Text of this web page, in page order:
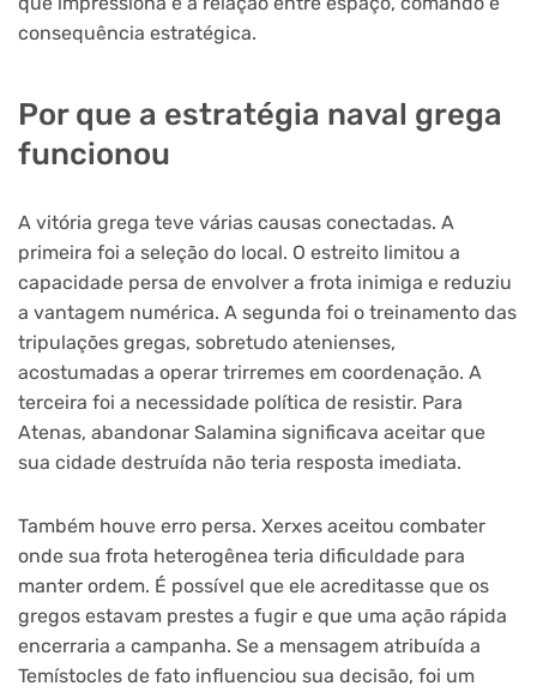
consequência estratégica.
Por que a estratégia naval grega
funcionou
A vitória grega teve várias causas conectadas. A
primeira foi a seleção do local. O estreito limitou a
capacidade persa de envolver a frota inimiga e reduziu
a vantagem numérica. A segunda foi o treinamento das
tripulações gregas, sobretudo atenienses,
acostumadas a operar trirremes em coordenação. A
terceira foi a necessidade política de resistir. Para
Atenas, abandonar Salamina significava aceitar que
sua cidade destruída não teria resposta imediata.
Também houve erro persa. Xerxes aceitou combater
onde sua frota heterogênea teria dificuldade para
manter ordem. É possível que ele acreditasse que os
gregos estavam prestes a fugir e que uma ação rápida
encerraria a campanha. Se a mensagem atribuída a
Temístocles de fato influenciou sua decisão, foi um